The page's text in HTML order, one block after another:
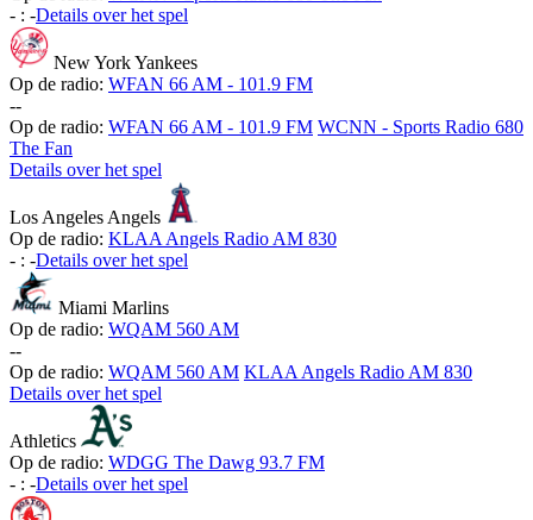
- : -Details over het spel
New York Yankees
Op de radio: WFAN 66 AM - 101.9 FM
--
Op de radio: WFAN 66 AM - 101.9 FM WCNN - Sports Radio 680
The Fan
Details over het spel
Los Angeles Angels
Op de radio: KLAA Angels Radio AM 830
- : -Details over het spel
Miami Marlins
Op de radio: WQAM 560 AM
--
Op de radio: WQAM 560 AM KLAA Angels Radio AM 830
Details over het spel
Athletics
Op de radio: WDGG The Dawg 93.7 FM
- : -Details over het spel